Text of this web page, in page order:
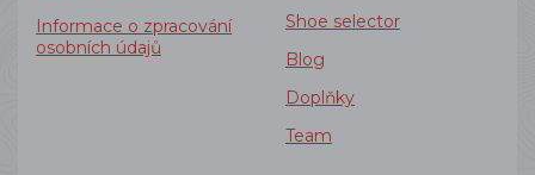
Informace o zpracování
osobních údajů
Shoe selector
Blog
Doplňky
Team